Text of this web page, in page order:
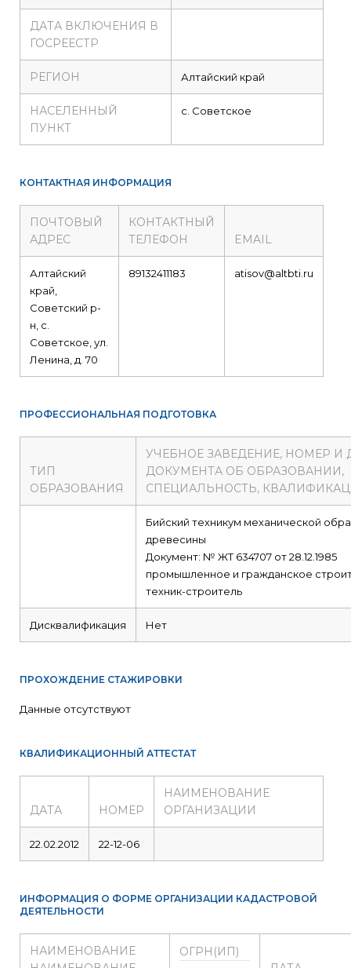
ДАТА ВКЛЮЧЕНИЯ В
ГОСРЕЕСТР
РЕГИОН Алтайский край
НАСЕЛЕННЫЙ
ПУНКТ
с. Советское
КОНТАКТНАЯ ИНФОРМАЦИЯ
ПОЧТОВЫЙ
АДРЕС
КОНТАКТНЫЙ
ТЕЛЕФОН
EMAIL
Алтайский
край,
Советский р-
н, с.
Советское, ул.
Ленина, д. 70
89132411183 atisov@altbti.ru
ПРОФЕССИОНАЛЬНАЯ ПОДГОТОВКА
ТИП
ОБРАЗОВАНИЯ
УЧЕБНОЕ ЗАВЕДЕНИЕ, НОМЕР И
ДОКУМЕНТА ОБ ОБРАЗОВАНИИ,
СПЕЦИАЛЬНОСТЬ,
Бийский техникум механической
древесины
Документ: № ЖТ 634707 от 28.12.1985
промышленное и гражданское
техник-строитель
Дисквалификация Нет
ПРОХОЖДЕНИЕ СТАЖИРОВКИ
Данные отсутствуют
КВАЛИФИКАЦИОННЫЙ АТТЕСТАТ
ДАТА НОМЕР
НАИМЕНОВАНИЕ
ОРГАНИЗАЦИИ
22.02.2012 22-12-06
ИНФОРМАЦИЯ О ФОРМЕ ОРГАНИЗАЦИИ КАДАСТРОВОЙ
ДЕЯТЕЛЬНОСТИ
НАИМЕНОВАНИЕ
ОГРН(ИП)